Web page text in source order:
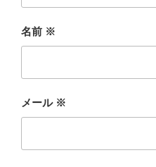
名前 ※
メール ※